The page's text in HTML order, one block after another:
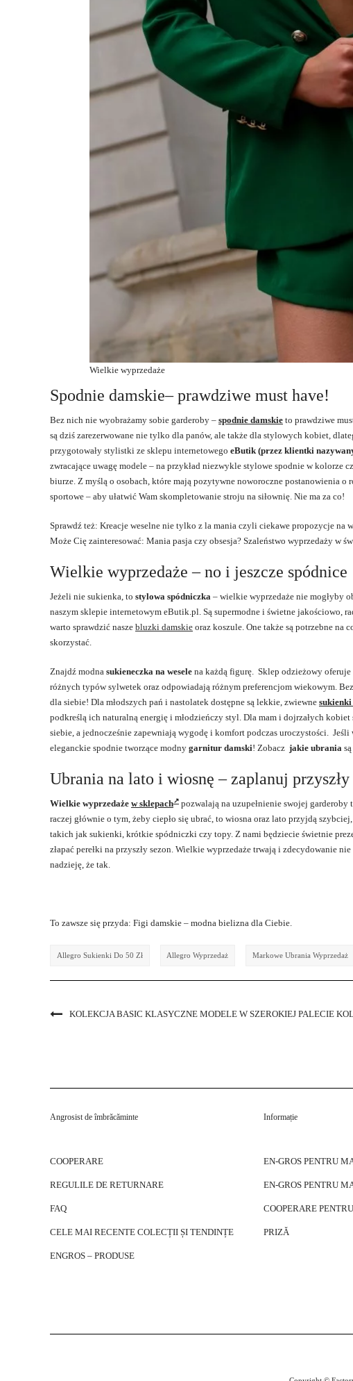
Wielkie wyprzedaże
Spodnie damskie– prawdziwe must have!
Bez nich nie wyobrażamy sobie garderoby – spodnie damskie to prawdziwe
są dziś zarezerwowane nie tylko dla panów, ale także dla stylowych kobiet,
przygotowały stylistki ze sklepu internetowego eButik (przez klientki
zwracające uwagę modele – na przykład niezwykle stylowe spodnie w kolorze
biurze. Z myślą o osobach, które mają pozytywne noworoczne postanowienia
sportowe – aby ułatwić Wam skompletowanie stroju na siłownię. Nie ma za co!
Sprawdź też: Kreacje weselne nie tylko z la mania czyli ciekawe propozycje na
Może Cię zainteresować: Mania pasja czy obsesja? Szaleństwo wyprzedaży w
Wielkie wyprzedaże – no i jeszcze spódnice
Jeżeli nie sukienka, to stylowa spódniczka – wielkie wyprzedaże nie mogłyby
naszym sklepie internetowym eButik.pl. Są supermodne i świetne jakościowo,
warto sprawdzić nasze bluzki damskie oraz koszule. One także są potrzebne na
skorzystać.
Znajdź modna sukieneczka na wesele na każdą figurę. Sklep odzieżowy
różnych typów sylwetek oraz odpowiadają różnym preferencjom wiekowym.
dla siebie! Dla młodszych pań i nastolatek dostępne są lekkie, zwiewne sukienki
podkreślą ich naturalną energię i młodzieńczy styl. Dla mam i dojrzałych
siebie, a jednocześnie zapewniają wygodę i komfort podczas uroczystości.
eleganckie spodnie tworzące modny garnitur damski! Zobacz jakie ubrania
Ubrania na lato i wiosnę – zaplanuj przyszły
Wielkie wyprzedaże w sklepach
pozwalają na uzupełnienie swojej garderoby
raczej głównie o tym, żeby ciepło się ubrać, to wiosna oraz lato przyjdą
takich jak sukienki, krótkie spódniczki czy topy. Z nami będziecie świetnie
złapać perełki na przyszły sezon. Wielkie wyprzedaże trwają i zdecydowanie
nadzieję, że tak.
To zawsze się przyda: Figi damskie – modna bielizna dla Ciebie.
Allegro Sukienki Do 50 Zł Allegro Wyprzedaż Markowe Ubrania Wyprzedaż
KOLEKCJA BASIC KLASYCZNE MODELE W SZEROKIEJ PALECIE
Angrosist de îmbrăcăminte
COOPERARE
REGULILE DE RETURNARE
FAQ
CELE MAI RECENTE COLECȚII ȘI TENDINȚE
ENGROS – PRODUSE
Informație
EN-GROS PENTRU
EN-GROS PENTRU
COOPERARE
PRIZĂ